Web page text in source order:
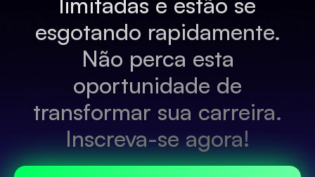
esgotando rapidamente.
Não perca esta
oportunidade de
transformar sua carreira.
Inscreva-se agora!